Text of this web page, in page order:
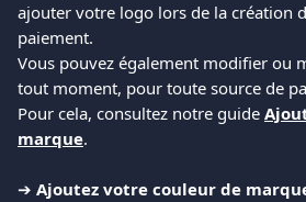
ajouter votre logo lors de la création
paiement.
Vous pouvez également modifier ou
tout moment, pour toute source de
Pour cela, consultez notre guide
marque.
➔ Ajoutez votre couleur de